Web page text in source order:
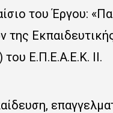
του Έργου:
Ε.Π.Ε.Α.Ε.Κ. ΙΙ.